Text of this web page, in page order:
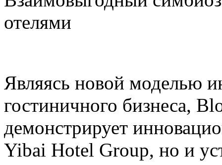
отелями
Являясь новой моделью
гостиничного бизнеса,
демонстрирует
Yibai Hotel Group, но и